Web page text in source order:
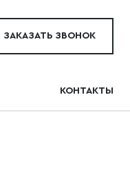
ЗАКАЗАТЬ ЗВОНОК
КОНТАКТЫ